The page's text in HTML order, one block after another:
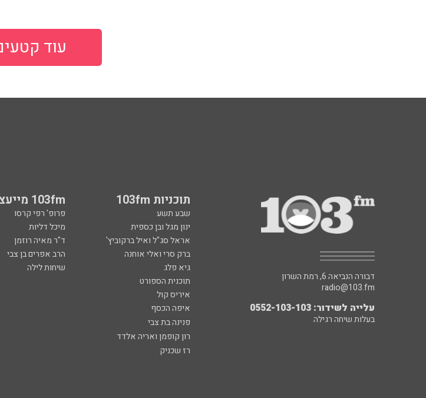
עוד
תוכניות 103fm 103fm מייעצים
שבע תשע פרופ' רפי קרסו
ינון מגל ובן כספית
מיכל דליות
אראל סג"ל ואיל ברקוביץ'
ד"ר מאיה רוזמן
ברק סרי ואלי אוחנה
הרב אפרים בן צבי
גיא פלג
שיחות לילה
תוכנית הספורט
איריס קול
איפה הכסף
פנינה בת צבי
רון קופמן ואריה אלדד
רז שכניק
דבורה הנביאה 6, רמת השרון
radio@103.fm
עלייה לשידור: 0552-103-103
בעלות שיחה רגילה